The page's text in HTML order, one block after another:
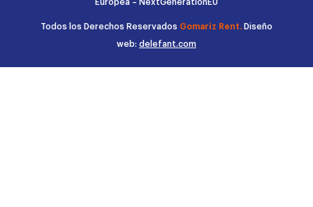
Europea – NextGenerationEU
Todos los Derechos Reservados Gomariz Rent. Diseño
web: delefant.com